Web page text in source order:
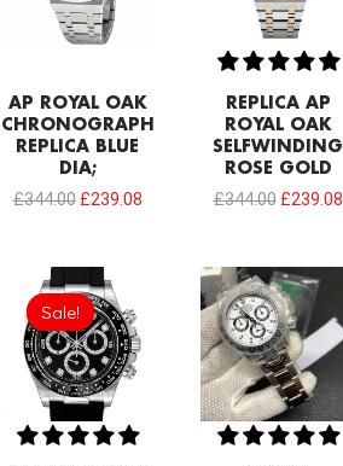
AP ROYAL OAK
CHRONOGRAPH
REPLICA BLUE
DIA;
£344.00 £239.08
REPLICA AP
ROYAL OAK
SELFWINDING
ROSE GOLD
£344.00 £239.08
Sale!
Sale!
Original
price
was:
£258.00.£192.64.